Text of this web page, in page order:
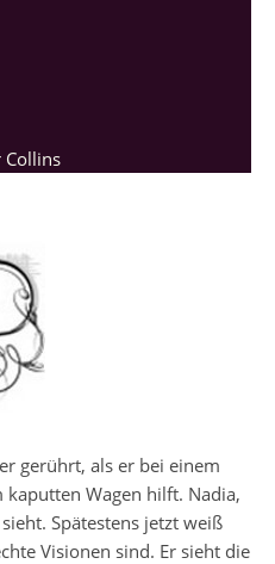
Collins
gerührt, als er bei einem
Wagen hilft. Nadia,
Spätestens jetzt weiß
Visionen sind. Er sieht die